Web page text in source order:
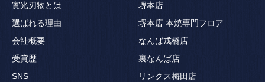
實光刃物とは
選ばれる理由
会社概要
受賞歴
SNS
堺本店
堺本店 本焼専門フロア
なんば戎橋店
裏なんば店
リンクス梅田店